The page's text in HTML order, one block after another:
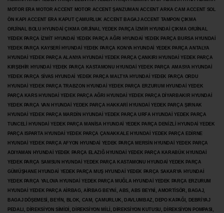
MOTOR ERA MOTOR ACCENT MOTOR ACCENT ŞANZUMAN ACCENT ARKA CAM ACCENT SOL
ÖN KAPI ACCENT ERA KAPUT ÇAMURLUK ACCENT BAGAJ ACCENT TAMPON ÇIKMA
ORJİNAL BOLU HYUNDAİ ÇIKMA ORJİNAL YEDEK PARÇA İZMİR HYUNDAİ ÇIKMA ORJİNAL
YEDEK PARÇA İZMİT HYUNDAİ YEDEK PARÇA AĞRI HYUNDAİ YEDEK PARÇA BURSA HYUNDAİ
YEDEK PARÇA KAYSERİ HYUNDAİ YEDEK PARÇA KONYA HYUNDAİ YEDEK PARÇA ANTALYA
HYUNDAİ YEDEK PARÇA ALANYA HYUNDAİ YEDEK PARÇA ÇANKIRI HYUNDAİ YEDEK PARÇA
KIRŞEHİR HYUNDAİ YEDEK PARÇA KASTAMONU HYUNDAİ YEDEK PARÇA AMASYA HYUNDAİ
YEDEK PARÇA SİVAS HYUNDAİ YEDEK PARÇA MALTYA HYUNDAİ YEDEK PARÇA ORDU
HYUNDAİ YEDEK PARÇA TRABZON HYUNDAİ YEDEK PARÇA ERZURUM HYUNDAİ YEDEK
PARÇA KARS HYUNDAİ YEDEK PARÇA AĞRI HYUNDAİ YEDEK PARÇA DİYARBAKIR HYUNDAİ
YEDEK PARÇA VAN HYUNDAİ YEDEK PARÇA HAKKARİ HYUNDAİ YEDEK PARÇA ŞIRNAK
HYUNDAİ YEDEK PARÇA MARDİN HYUNDAİ YEDEK PARÇA URFA HYUNDAİ YEDEK PARÇA
TUNCELİ HYUNDAİ YEDEK PARÇA MANİSA HYUNDAİ YEDEK PARÇA DENİZLİ HYUNDAİ YEDEK
PARÇA ISPARTA HYUNDAİ YEDEK PARÇA ÇANAKKALE HYUNDAİ YEDEK PARÇA EDİRNE
HYUNDAİ YEDEK PARÇA AFYON HYUNDAİ YEDEK PARÇA MERSİN HYUNDAİ YEDEK PARÇA
ADIYAMAN HYUNDAİ YEDEK PARÇA ELAZIĞ HYUNDAİ YEDEK PARÇA KARABÜK HYUNDAİ
YEDEK PARÇA SAMSUN HYUNDAİ YEDEK PARÇA KASTAMONU HYUNDAİ YEDEK PARÇA
GÜMÜŞHANE HYUNDAİ YEDEK PARÇA MUŞ HYUNDAİ YEDEK PARÇA SAKARYA HYUNDAİ
YEDEK PARÇA YALOVA HYUNDAİ YEDEK PARÇA MUĞLA HYUNDAİ YEDEK PARÇA ERZURUM
HYUNDAİ YEDEK PARÇA AİRBAG, AİRBAG BEYNİ, ABS, ABS BEYNİ, AMORTİSÖR, BAGAJ,
BAGAJ DÖŞEMESİ, BEYİN, BLOK, CAM, ÇAMURLUK, DAVLUMBAZ, DEPO KAPAĞI, DEBRİYAJ
PEDALI, DİREKSİYON SİMİDİ, DİREKSİYON MİLİ, DİREKSİYON KUTUSU, DİREKSİYON POMPASI,